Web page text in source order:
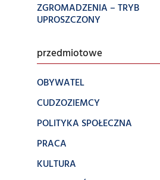
ZGROMADZENIA – TRYB
UPROSZCZONY
przedmiotowe
OBYWATEL
CUDZOZIEMCY
POLITYKA SPOŁECZNA
PRACA
KULTURA